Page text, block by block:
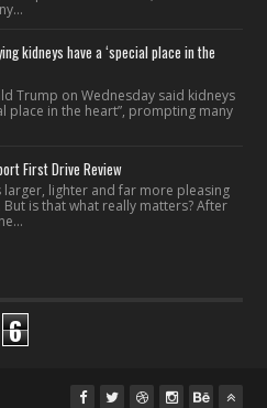
kidneys have a ‘special place in the
Trump on Wednesday said kidneys
place in the heart”, prompting many
First Drive Review
larger, lighter and far more pleasing
is that what really matters? After
6